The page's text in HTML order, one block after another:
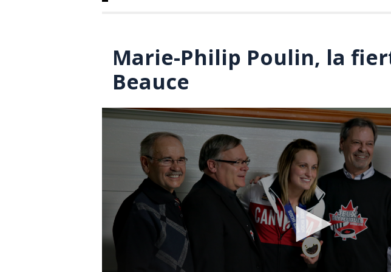
Marie-Philip Poulin, la
Beauce